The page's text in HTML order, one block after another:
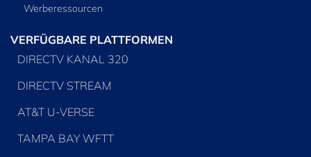
Werberessourcen
VERFÜGBARE PLATTFORMEN
DIRECTV KANAL 320
DIRECTV STREAM
AT&T U-VERSE
TAMPA BAY WFTT